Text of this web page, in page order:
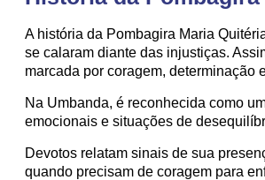
A história da Pombagira Maria
se calaram diante das injustiças.
marcada por coragem, determinação
Na Umbanda, é reconhecida como
emocionais e situações de
Devotos relatam sinais de sua
quando precisam de coragem para